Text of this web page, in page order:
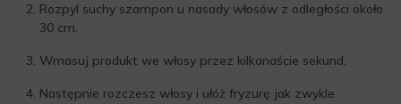
Rozpyl suchy szampon u nasady włosów z odległości około
30 cm.
Wmasuj produkt we włosy przez kilkanaście sekund.
Następnie rozczesz włosy i ułóż fryzurę jak zwykle.